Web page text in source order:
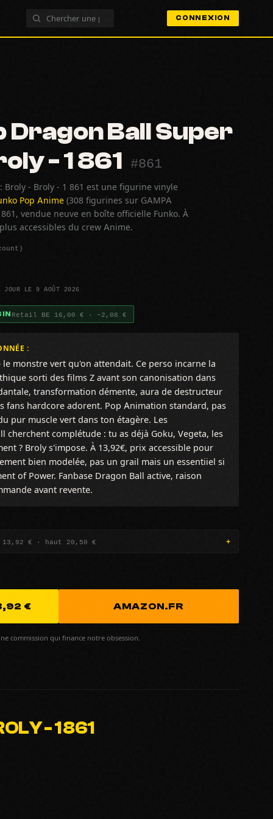
CONNEXION
Dragon Ball Super
- 1 861 #861
Broly - Broly - 1 861 est une figurine vinyle
Pop Anime (308 figurines sur GAMPA
vendue neuve en boîte officielle Funko. À
accessibles du crew Anime.
JOUR LE 9 AOÛT 2026
Retail BE 16,00 € · −2,08 €
:
monstre vert qu'on attendait. Ce perso incarne la
sorti des films Z avant son canonisation dans
transformation démente, aura de destructeur
fans hardcore adorent. Pop Animation standard, pas
pur muscle vert dans ton étagère. Les
cherchent complétude : tu as déjà Goku, Vegeta, les
? Broly s'impose. À 13,92€, prix accessible pour
bien modelée, pas un grail mais un essentiiel si
of Power. Fanbase Dragon Ball active, raison
avant revente.
13,92 € · haut 20,50 €
€ AMAZON.FR
commission qui finance notre obsession.
- 1 861